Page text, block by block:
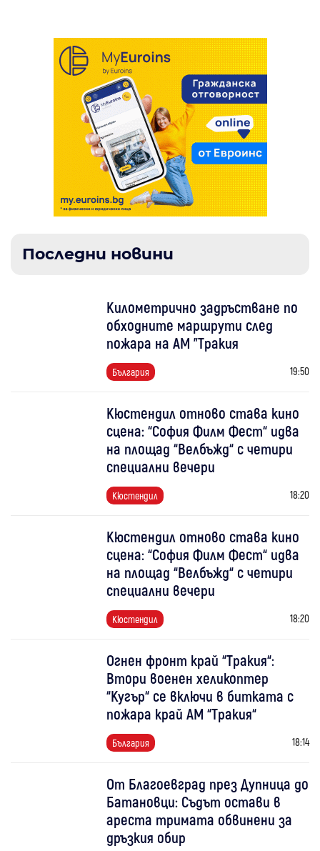
Последни новини
Километрично задръстване по
обходните маршрути след
пожара на АМ "Тракия
България 19:50
Кюстендил отново става кино
сцена: “София Филм Фест“ идва
на площад “Велбъжд“ с четири
специални вечери
Кюстендил 18:20
Кюстендил отново става кино
сцена: “София Филм Фест“ идва
на площад “Велбъжд“ с четири
специални вечери
Кюстендил 18:20
Огнен фронт край “Тракия“:
Втори военен хеликоптер
“Кугър“ се включи в битката с
пожара край АМ “Тракия“
България 18:14
От Благоевград през Дупница до
Батановци: Съдът остави в
ареста тримата обвинени за
дръзкия обир